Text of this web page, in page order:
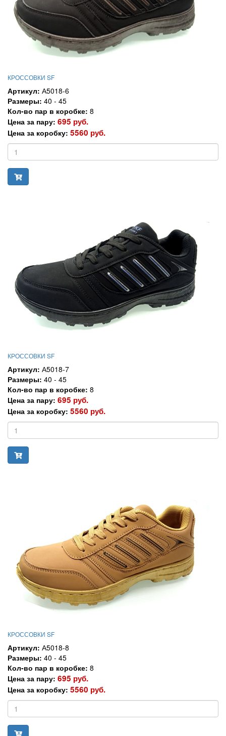
КРОССОВКИ SF
Артикул: А5018-6
Размеры: 40 - 45
Кол-во пар в коробке: 8
Цена за пару: 695 руб.
Цена за коробку: 5560 руб.
КРОССОВКИ SF
Артикул: А5018-7
Размеры: 40 - 45
Кол-во пар в коробке: 8
Цена за пару: 695 руб.
Цена за коробку: 5560 руб.
КРОССОВКИ SF
Артикул: А5018-8
Размеры: 40 - 45
Кол-во пар в коробке: 8
Цена за пару: 695 руб.
Цена за коробку: 5560 руб.